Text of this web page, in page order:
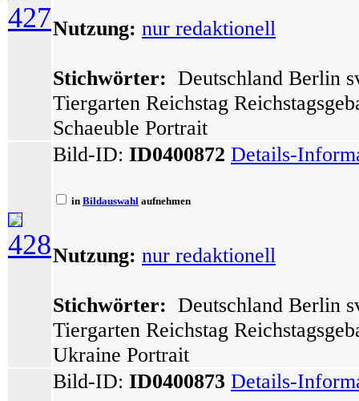
427Nutzung: nur redaktionell
Stichwörter: Deutschland Berlin
Tiergarten Reichstag
Schaeuble Portrait
428
Bild-ID: ID0400872 Details-
in Bildauswahl aufnehmen
Nutzung: nur redaktionell
Stichwörter: Deutschland Berlin
Tiergarten Reichstag
Ukraine Portrait
Bild-ID: ID0400873 Details-